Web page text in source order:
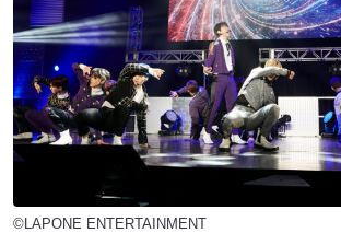
©LAPONE ENTERTAINMENT